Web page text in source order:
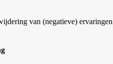
van (negatieve) ervaringen